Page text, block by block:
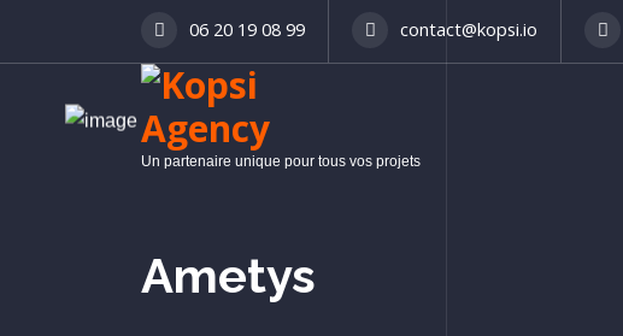
06 20 19 08 99 contact@kopsi.io
Un partenaire unique pour tous vos projets
Ametys